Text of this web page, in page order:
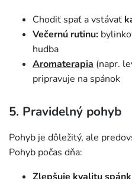
Chodiť spať a vstávať
Večernú rutinu:
hudba
Aromaterapia (napr.
pripravuje na spánok
5. Pravidelný pohyb
Pohyb je dôležitý, ale
Pohyb počas dňa: